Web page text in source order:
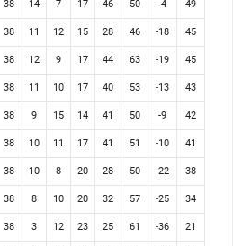
38 14 7 17 46 50 -4 49
38 11 12 15 28 46 -18 45
38 12 9 17 44 63 -19 45
38 11 10 17 40 53 -13 43
38 9 15 14 41 50 -9 42
38 10 11 17 41 51 -10 41
38 10 8 20 28 50 -22 38
38 8 10 20 32 57 -25 34
38 3 12 23 25 61 -36 21